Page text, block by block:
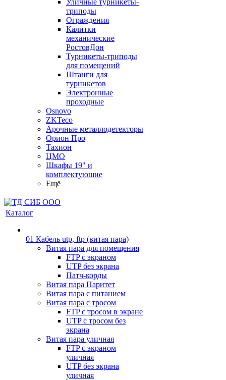
Уличные турникеты-
триподы
Ограждения
Калитки
механические
РостовДон
Турникеты-триподы
для помещений
Штанги для
турникетов
Электронные
проходные
Osnovo
ZKTeco
Арочные металлодетекторы
Орион Про
Тахион
ЦМО
Шкафы 19" и
комплектующие
Ещё
Каталог
01 Кабель utp, ftp (витая пара)
Витая пара для помещения
FTP с экраном
UTP без экрана
Патч-корды
Витая пара Паритет
Витая пара с питанием
Витая пара с тросом
FTP с тросом в экране
UTP с тросом без
экрана
Витая пара уличная
FTP с экраном
уличная
UTP без экрана
уличная